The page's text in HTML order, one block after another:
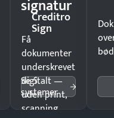
signatur
Creditro
Sign
Få
dokumenter
underskrevet
digitalt —
uden print,
scanning
Se 5
systemer